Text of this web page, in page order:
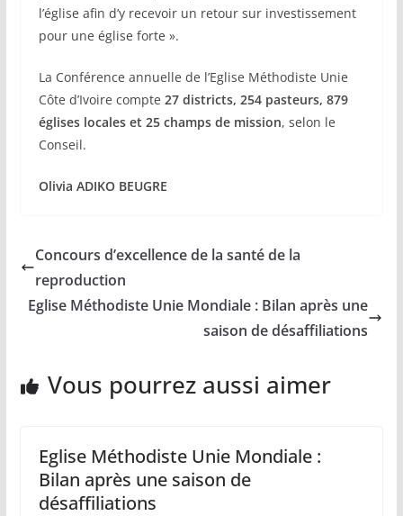
l’église afin d’y recevoir un retour sur investissement
pour une église forte ».
La Conférence annuelle de l’Eglise Méthodiste Unie
Côte d’Ivoire compte 27 districts, 254 pasteurs, 879
églises locales et 25 champs de mission, selon le
Conseil.
Olivia ADIKO BEUGRE
Concours d’excellence de la santé de la
reproduction
Eglise Méthodiste Unie Mondiale : Bilan après une
saison de désaffiliations
Vous pourrez aussi aimer
Eglise Méthodiste Unie Mondiale :
Bilan après une saison de
désaffiliations